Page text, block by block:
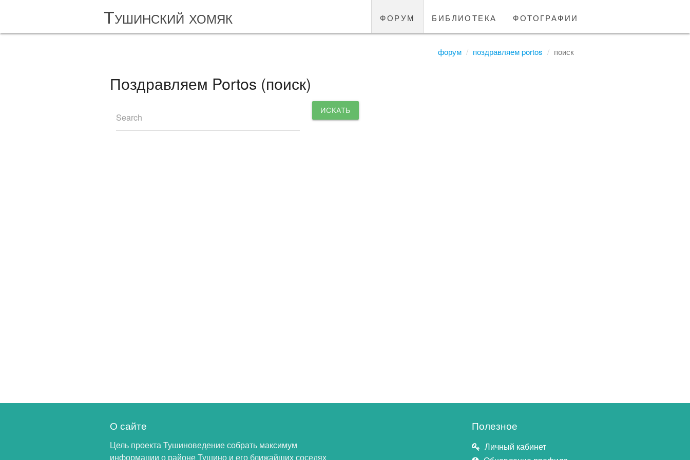
Тушинский хомяк форум библиотека фотографии
форум поздравляем portos поиск
Поздравляем Portos (поиск)
Search
ИСКАТЬ
О сайте
Цель проекта Тушиноведение собрать максимум
информации о районе Тушино и его ближайших соседях
Полезное
Личный кабинет